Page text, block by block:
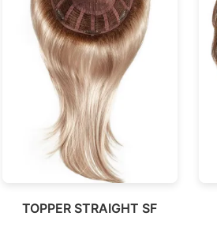
TOPPER STRAIGHT SF